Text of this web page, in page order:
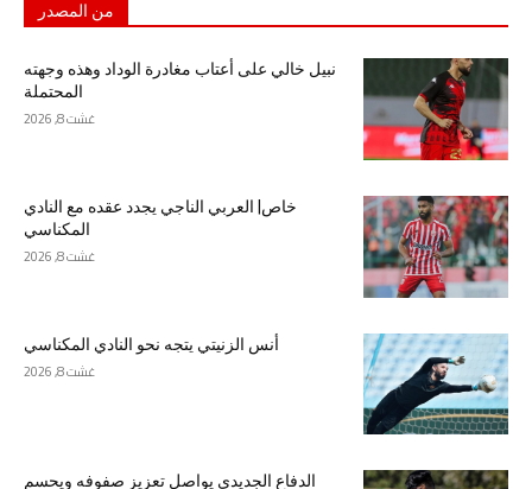
من المصدر
نبيل خالي على أعتاب مغادرة الوداد وهذه وجهته
المحتملة
غشت 8, 2026
خاص| العربي الناجي يجدد عقده مع النادي
المكناسي
غشت 8, 2026
أنس الزنيتي يتجه نحو النادي المكناسي
غشت 8, 2026
الدفاع الجديدي يواصل تعزيز صفوفه ويحسم